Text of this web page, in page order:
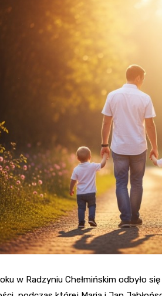
pozostałe
w Radzyniu Chełmińskim odbyło